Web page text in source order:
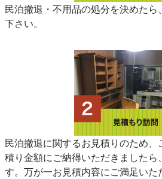
民泊撤退・不用品の処分を決めた
下さい。
民泊撤退に関するお見積りのため
積り金額にご納得いただきましたら
す。万が一お見積内容にご満足い